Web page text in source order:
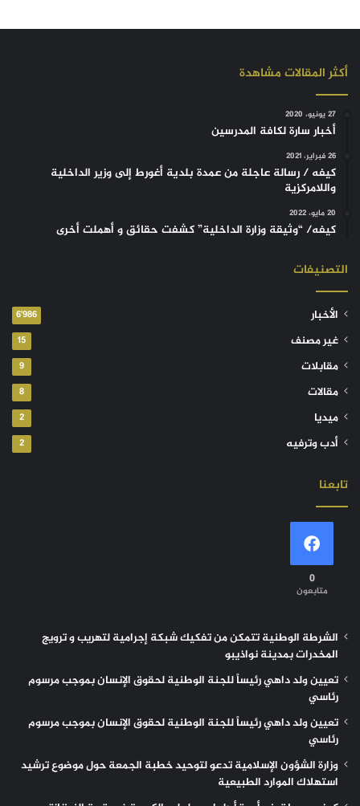
أكثر المقالات مشاهدة
27 يونيو، 2020
أخبار سارة لكافة المدرسين
26 فبراير، 2021
كيفه / رسالة عاجلة من عمدة بلدية أغورط إلى وزير الداخلية
واللامركزية
20 مايو، 2022
كيفه/ “وثيقة وزارة الداخلية” كشفت حقائق و أهملت أخرى
التصنيفات
الأخبار 6٬986
غير مصنف 15
مقابلات 9
مقالات 8
ميديا 2
أدب وترفيه 2
تابعنا
0
متابعون
الشرطة الوطنية تتمكن من تفكيك شبكة إجرامية لتهريب و ترويج
المخدرات بمدينة نواذيبو
تعيين ولد داهي رئيساً للجنة الوطنية لحقوق الإنسان بموجب مرسوم
رئاسي
تعيين ولد داهي رئيساً للجنة الوطنية لحقوق الإنسان بموجب مرسوم
رئاسي
وزارة الشؤون الإسلامية تدعو لتوحيد خطبة الجمعة حول موضوع ترشيد
استهلاك الموارد الطبيعية